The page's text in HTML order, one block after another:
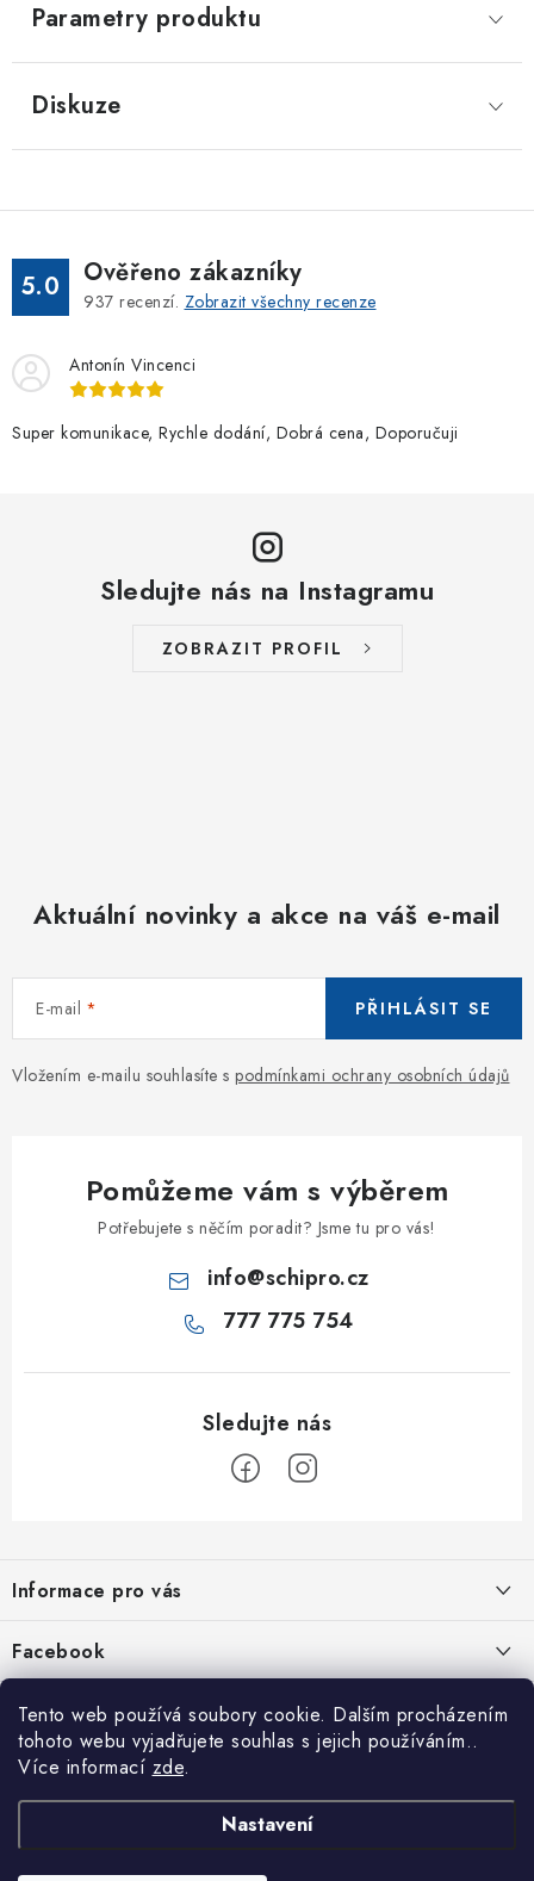
Tento web používá soubory cookie. Dalším procházením
tohoto webu vyjadřujete souhlas s jejich používáním..
Více informací zde.
Nastavení
Parametry produktu
Diskuze
5.0 Ověřeno zákazníky
937 recenzí. Zobrazit všechny recenze
Antonín Vincenci
Super komunikace, Rychle dodání, Dobrá cena, Doporučuji
Sledujte nás na Instagramu
ZOBRAZIT PROFIL
Aktuální novinky a akce na váš e-mail
E-mail
Vložením e-mailu souhlasíte s podmínkami ochrany osobních údajů
PŘIHLÁSIT SE
Pomůžeme vám s výběrem
Potřebujete s něčím poradit? Jsme tu pro vás!
info@schipro.cz
777 775 754
p
a
t
Informace pro vás
Obchodní podmínky
Podmínky ochrany osobních údajů
Reklamace
Facebook